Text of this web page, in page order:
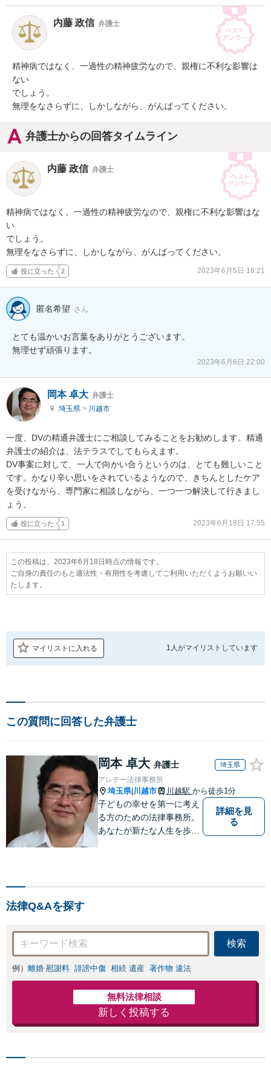
内藤 政信 弁護士
精神病ではなく、一過性の精神疲労なので、親権に不利な影響は
ない
でしょう。
無理をなさらずに、しかしながら、がんばってください。
弁護士からの回答タイムライン
内藤 政信 弁護士
精神病ではなく、一過性の精神疲労なので、親権に不利な影響はな
い
でしょう。
無理をなさらずに、しかしながら、がんばってください。
役に立った 2 2023年6月5日 16:21
匿名希望 さん
とても温かいお言葉をありがとうございます。
無理せず頑張ります。
2023年6月6日 22:00
岡本 卓大 弁護士
埼玉県 > 川越市
一度、DVの精通弁護士にご相談してみることをお勧めします。精通
弁護士の紹介は、法テラスでしてもらえます。
DV事案に対して、一人で向かい合うというのは、とても難しいこと
です。かなり辛い思いをされているようなので、きちんとしたケア
を受けながら、専門家に相談しながら、一つ一つ解決して行きまし
ょう。
役に立った 1 2023年6月18日 17:55
この投稿は、2023年6月18日時点の情報です。
ご自身の責任のもと適法性・有用性を考慮してご利用いただくようお願いい
たします。
マイリストに入れる 1人がマイリストしています
この質問に回答した弁護士
岡本 卓大 弁護士 埼玉県
アレテー法律事務所
埼玉県| 川越市 川越駅 から徒歩1分
子どもの幸せを第一に考え
る方のための法律事務所。
あなたが新たな人生を歩み
詳細を見
る
法律Q&Aを探す
検索
例） 離婚 慰謝料 誹謗中傷 相続 遺産 著作物 違法
無料法律相談
新しく投稿する